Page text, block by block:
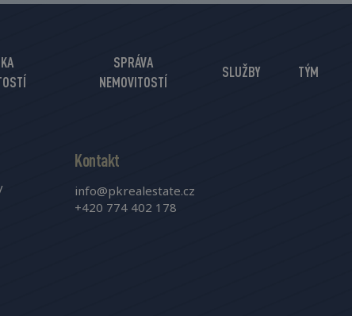
SPRÁVA
NEMOVITOSTÍ
SLUŽBY TÝM
Kontakt
info@pkrealestate.cz
+420 774 402 178